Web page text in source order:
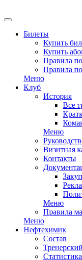
Билеты
Купить
Купить
Правила
Правила
Меню
Клуб
История
Все
Меню
Визитная
Контакты
Меню
Правила
Меню
Нефтехимик
Состав
Статистика